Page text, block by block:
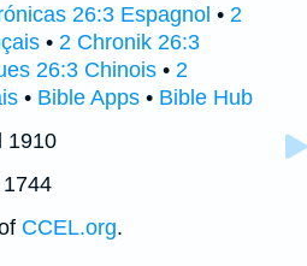
26:3 Espagnol • 2
• 2 Chronik 26:3
26:3 Chinois • 2
• Bible Apps • Bible Hub
1910
CCEL.org.